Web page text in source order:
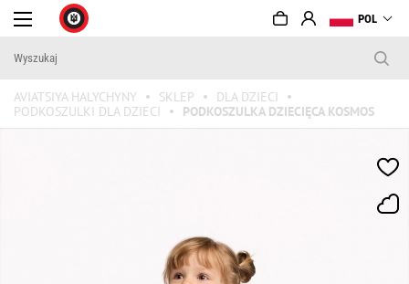
POL
AVIATSIYA HALYCHYNY SKLEP
DLA DZIECI
PODKOSZULKI DLA DZIECI
PODKOSZULKA DZIECIĘCA KOSMOS